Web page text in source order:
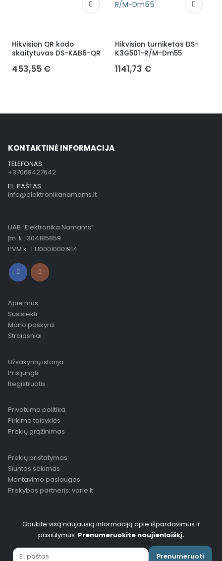
Hikvision QR kodo
skaitytuvas DS-KAB6-QR
453,55 €
Hikvision turniketas DS-
K3G501-R/M-Dm55
1141,73 €
KONTAKTINĖ INFORMACIJA
TELEFONAS:
+37068427642
EL. PAŠTAS:
info@elektronikanamams.lt
UAB “Elektronika Namams”
Įm. k.: 304185859
PVM k.: LT100010001914
Apie mus
Susisiekti
Mano paskyra
Straipsniai
Užsakymų istorija
Prisijungti
Registruotis
Privatumo politika
Pirkimo taisyklės
Prekių grąžinimas
Prekių pristatymas
Siuntos sekimas
Montavimo paslaugos
Prekybos partneris: varle.lt
Gaukite visą naujausią informaciją apie išpardavimus ir
pasiūlymus. Prenumeruokite naujienlaiškį.
Prenumeruoti